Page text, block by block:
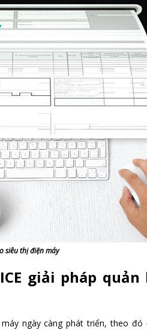
siêu thị điện máy
giải pháp
ngày càng phát triển, theo đó